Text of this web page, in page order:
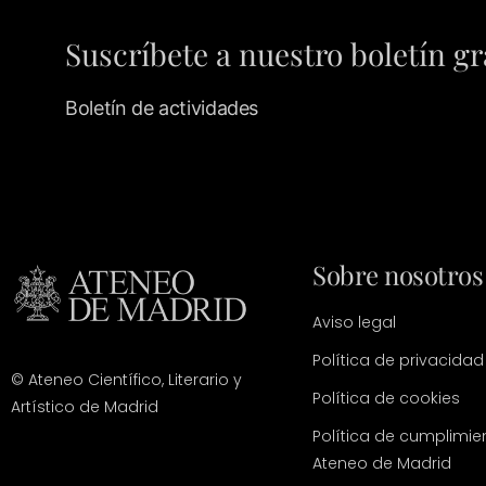
Suscríbete a nuestro boletín
Boletín de actividades
© Ateneo Científico, Literario y
Artístico de Madrid
Sobre nosotros
Aviso legal
Política de privacidad
Política de cookies
Política de
Ateneo de Madrid